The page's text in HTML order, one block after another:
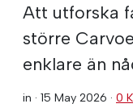
Att utforska
större
enklare än
in · 15 May 2026 · 0